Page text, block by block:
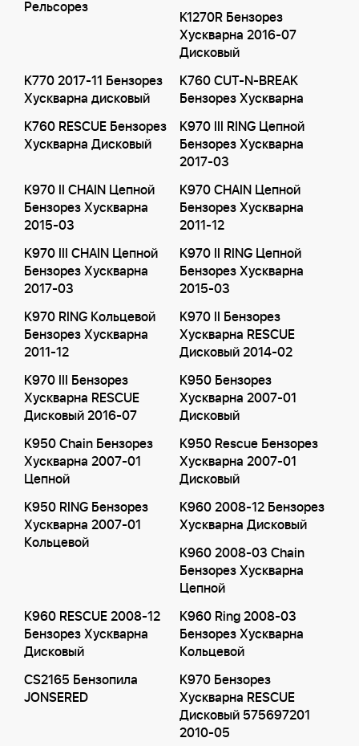
Рельсорез
K1270R Бензорез
Хускварна 2016-07
Дисковый
K770 2017-11 Бензорез
Хускварна дисковый
K760 CUT-N-BREAK
Бензорез Хускварна
K760 RESCUE Бензорез
Хускварна Дисковый
K970 III RING Цепной
Бензорез Хускварна
2017-03
K970 II CHAIN Цепной
Бензорез Хускварна
2015-03
K970 CHAIN Цепной
Бензорез Хускварна
2011-12
K970 III CHAIN Цепной
Бензорез Хускварна
2017-03
K970 II RING Цепной
Бензорез Хускварна
2015-03
K970 RING Кольцевой
Бензорез Хускварна
2011-12
K970 II Бензорез
Хускварна RESCUE
Дисковый 2014-02
K970 III Бензорез
Хускварна RESCUE
Дисковый 2016-07
K950 Бензорез
Хускварна 2007-01
Дисковый
K950 Chain Бензорез
Хускварна 2007-01
Цепной
K950 Rescue Бензорез
Хускварна 2007-01
Дисковый
K950 RING Бензорез
Хускварна 2007-01
Кольцевой
K960 2008-12 Бензорез
Хускварна Дисковый
K960 2008-03 Chain
Бензорез Хускварна
Цепной
K960 RESCUE 2008-12
Бензорез Хускварна
Дисковый
K960 Ring 2008-03
Бензорез Хускварна
Кольцевой
CS2165 Бензопила
JONSERED
K970 Бензорез
Хускварна RESCUE
Дисковый 575697201
2010-05